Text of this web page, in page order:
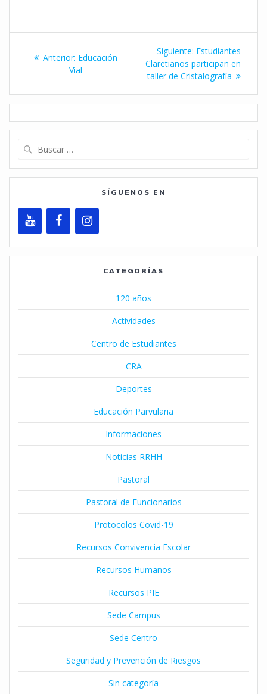
entradas
Anterior: Entrada
anterior:
Educación
Vial
Siguiente: Siguiente
entrada:
Estudiantes
Claretianos participan en
taller de Cristalografía
SÍGUENOS EN
CATEGORÍAS
120 años
Actividades
Centro de Estudiantes
CRA
Deportes
Educación Parvularia
Informaciones
Noticias RRHH
Pastoral
Pastoral de Funcionarios
Protocolos Covid-19
Recursos Convivencia Escolar
Recursos Humanos
Recursos PIE
Sede Campus
Sede Centro
Seguridad y Prevención de Riesgos
Sin categoría